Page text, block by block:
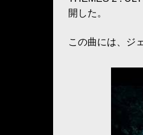
開した。
この曲には、ジ